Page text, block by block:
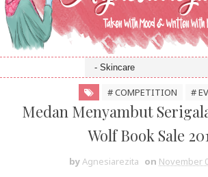
# COMPETITION #
Medan Menyambut
Wolf Book Sale
byAgnesiarezita on November